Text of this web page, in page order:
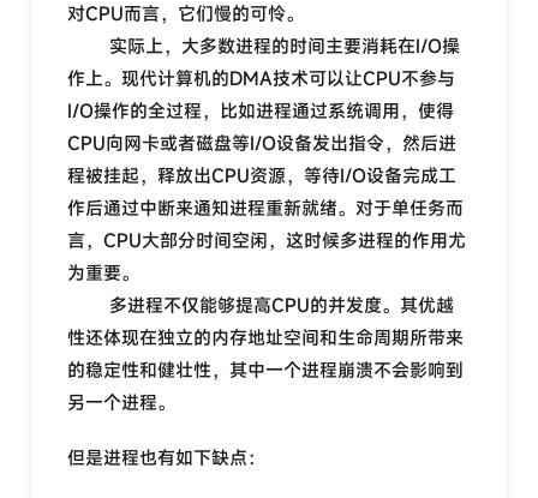
对CPU而言，它们慢的可怜。
实际上，大多数进程的时间主要消耗在I/O操
作上。现代计算机的DMA技术可以让CPU不参与
I/O操作的全过程，比如进程通过系统调用，使得
CPU向网卡或者磁盘等I/O设备发出指令，然后进
程被挂起，释放出CPU资源，等待I/O设备完成工
作后通过中断来通知进程重新就绪。对于单任务而
言，CPU大部分时间空闲，这时候多进程的作用尤
为重要。
多进程不仅能够提高CPU的并发度。其优越
性还体现在独立的内存地址空间和生命周期所带来
的稳定性和健壮性，其中一个进程崩溃不会影响到
另一个进程。
但是进程也有如下缺点：